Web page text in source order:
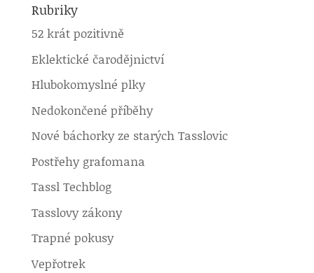
Rubriky
52 krát pozitivně
Eklektické čarodějnictví
Hlubokomyslné plky
Nedokončené příběhy
Nové báchorky ze starých Tasslovic
Postřehy grafomana
Tassl Techblog
Tasslovy zákony
Trapné pokusy
Vepřotrek